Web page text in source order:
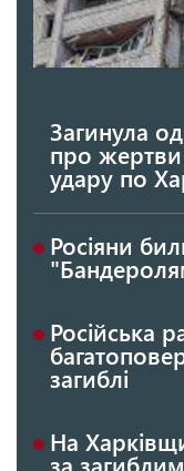
Загинула
про жертви
удару по
Росіяни
Російська
загиблі
На
за